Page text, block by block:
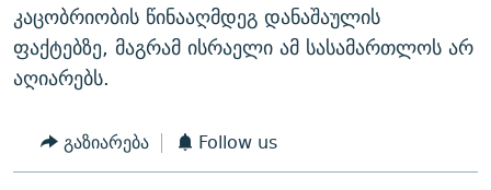
კაცობრიობის წინააღმდეგ დანაშაულის
ფაქტებზე, მაგრამ ისრაელი ამ სასამართლოს არ
აღიარებს.
გაზიარება Follow us